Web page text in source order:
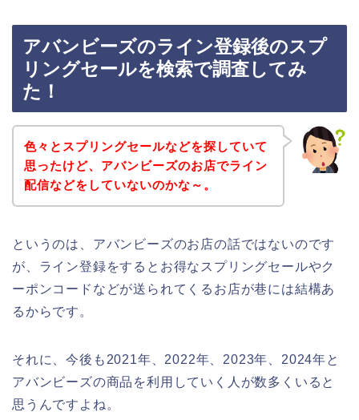
アバンビーズのライン登録後のスプ
リングセールを検索で調査してみ
た！
色々とスプリングセールなどを探していて
思ったけど、アバンビーズのお店でライン
配信などをしていないのかな～。
というのは、アバンビーズのお店の話ではないのです
が、ライン登録をするとお得なスプリングセールやク
ーポンコードなどが送られてくるお店が巷には結構あ
るからです。
それに、今後も2021年、2022年、2023年、2024年と
アバンビーズの商品を利用していく人が数多くいると
思うんですよね。